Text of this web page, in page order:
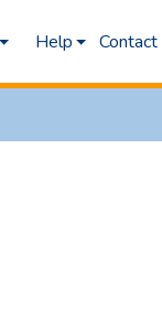
Help Contact